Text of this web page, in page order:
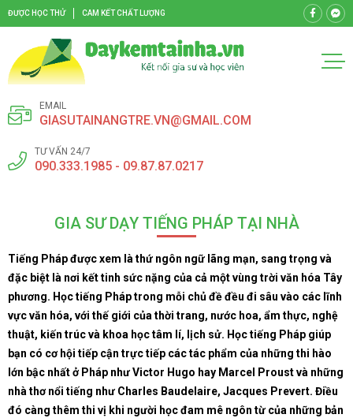
ĐƯỢC HỌC THỬ CAM KẾT CHẤT LƯỢNG
EMAIL
GIASUTAINANGTRE.VN@GMAIL.COM
TƯ VẤN 24/7
090.333.1985 - 09.87.87.0217
GIA SƯ DẠY TIẾNG PHÁP TẠI NHÀ
Tiếng Pháp được xem là thứ ngôn ngữ lãng mạn, sang trọng và
đặc biệt là nơi kết tinh sức nặng của cả một vùng trời văn hóa Tây
phương. Học tiếng Pháp trong mỗi chủ đề đều đi sâu vào các lĩnh
vực văn hóa, với thế giới của thời trang, nước hoa, ẩm thực, nghệ
thuật, kiến trúc và khoa học tâm lí, lịch sử. Học tiếng Pháp giúp
bạn có cơ hội tiếp cận trực tiếp các tác phẩm của những thi hào
lớn bậc nhất ở Pháp như Victor Hugo hay Marcel Proust và những
nhà thơ nổi tiếng như Charles Baudelaire, Jacques Prevert. Điều
đó càng thêm thi vị khi người học đam mê ngôn từ của những bản